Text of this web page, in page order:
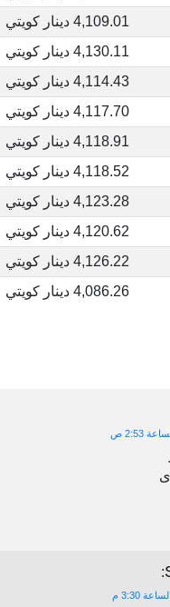
4,109.01 دينار كويتي
4,130.11 دينار كويتي
4,114.43 دينار كويتي
4,117.70 دينار كويتي
4,118.91 دينار كويتي
4,118.52 دينار كويتي
4,123.28 دينار كويتي
4,120.62 دينار كويتي
4,126.22 دينار كويتي
4,086.26 دينار كويتي
: